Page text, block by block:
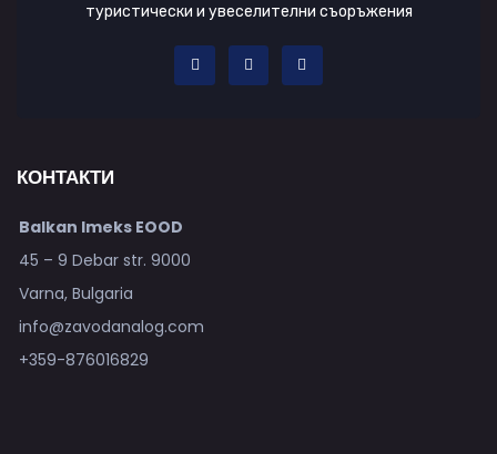
туристически и увеселителни съоръжения
КОНТАКТИ
Balkan Imeks EOOD
45 – 9 Debar str. 9000
Varna, Bulgaria
info@zavodanalog.com
+359-876016829